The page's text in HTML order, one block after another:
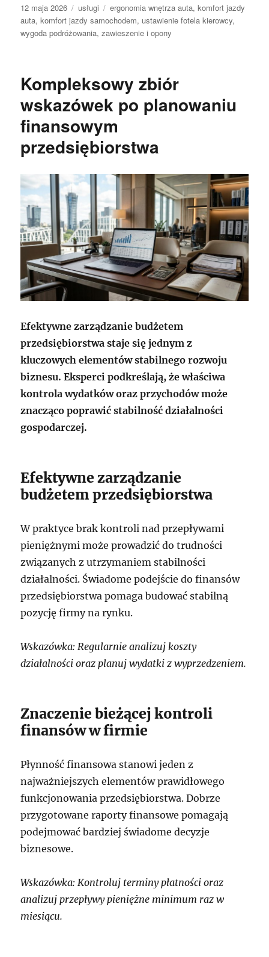
Data
publikacji
12 maja 2026 Kategorie
usługi Tagi
ergonomia wnętrza auta,komfort jazdy
auta,komfort jazdy samochodem, ustawienie fotela kierowcy,
wygoda podróżowania,zawieszenie i opony
Kompleksowy zbiór
wskazówek po planowaniu
finansowym
przedsiębiorstwa
Efektywne zarządzanie budżetem
przedsiębiorstwa staje się jednym z
kluczowych elementów stabilnego rozwoju
biznesu. Eksperci podkreślają, że właściwa
kontrola wydatków oraz przychodów może
znacząco poprawić stabilność działalności
gospodarczej.
Efektywne zarządzanie
budżetem przedsiębiorstwa
W praktyce brak kontroli nad przepływami
pieniężnymi może prowadzić do trudności
związanych z utrzymaniem stabilności
działalności. Świadome podejście do finansów
przedsiębiorstwa pomaga budować stabilną
pozycję firmy na rynku.
Wskazówka: Regularnie analizuj koszty
działalności oraz planuj wydatki z wyprzedzeniem.
Znaczenie bieżącej kontroli
finansów w firmie
Płynność finansowa stanowi jeden z
najważniejszych elementów prawidłowego
funkcjonowania przedsiębiorstwa. Dobrze
przygotowane raporty finansowe pomagają
podejmować bardziej świadome decyzje
biznesowe.
Wskazówka: Kontroluj terminy płatności oraz
analizuj przepływy pieniężne minimum raz w
miesiącu.